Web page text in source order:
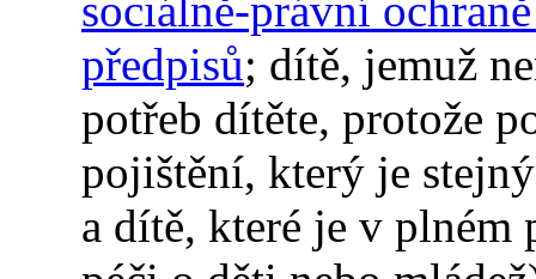
sociálně-právní
předpisů; dítě, jemuž
potřeb dítěte, protože
pojištění, který je
a dítě, které je v plném